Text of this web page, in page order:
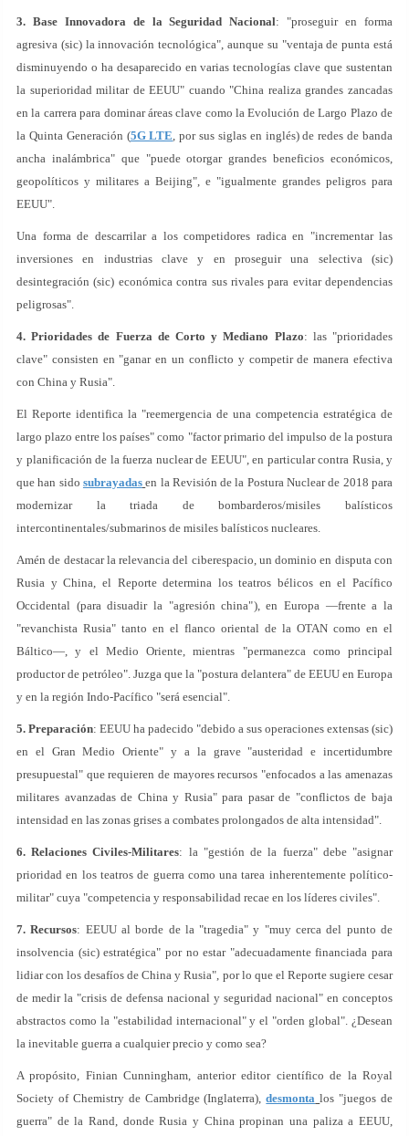
3. Base Innovadora de la Seguridad Nacional: "proseguir en forma
agresiva (sic) la innovación tecnológica", aunque su "ventaja de punta está
disminuyendo o ha desaparecido en varias tecnologías clave que sustentan
la superioridad militar de EEUU" cuando "China realiza grandes zancadas
en la carrera para dominar áreas clave como la Evolución de Largo Plazo de
la Quinta Generación (5G LTE, por sus siglas en inglés) de redes de banda
ancha inalámbrica" que "puede otorgar grandes beneficios económicos,
geopolíticos y militares a Beijing", e "igualmente grandes peligros para
EEUU".
Una forma de descarrilar a los competidores radica en "incrementar las
inversiones en industrias clave y en proseguir una selectiva (sic)
desintegración (sic) económica contra sus rivales para evitar dependencias
peligrosas".
4. Prioridades de Fuerza de Corto y Mediano Plazo: las "prioridades
clave" consisten en "ganar en un conflicto y competir de manera efectiva
con China y Rusia".
El Reporte identifica la "reemergencia de una competencia estratégica de
largo plazo entre los países" como "factor primario del impulso de la postura
y planificación de la fuerza nuclear de EEUU", en particular contra Rusia, y
que han sido subrayadas en la Revisión de la Postura Nuclear de 2018 para
modernizar la triada de bombarderos/misiles balísticos
intercontinentales/submarinos de misiles balísticos nucleares.
Amén de destacar la relevancia del ciberespacio, un dominio en disputa con
Rusia y China, el Reporte determina los teatros bélicos en el Pacífico
Occidental (para disuadir la "agresión china"), en Europa —frente a la
"revanchista Rusia" tanto en el flanco oriental de la OTAN como en el
Báltico—, y el Medio Oriente, mientras "permanezca como principal
productor de petróleo". Juzga que la "postura delantera" de EEUU en Europa
y en la región Indo-Pacífico "será esencial".
5. Preparación: EEUU ha padecido "debido a sus operaciones extensas (sic)
en el Gran Medio Oriente" y a la grave "austeridad e incertidumbre
presupuestal" que requieren de mayores recursos "enfocados a las amenazas
militares avanzadas de China y Rusia" para pasar de "conflictos de baja
intensidad en las zonas grises a combates prolongados de alta intensidad".
6. Relaciones Civiles-Militares: la "gestión de la fuerza" debe "asignar
prioridad en los teatros de guerra como una tarea inherentemente político-
militar" cuya "competencia y responsabilidad recae en los líderes civiles".
7. Recursos: EEUU al borde de la "tragedia" y "muy cerca del punto de
insolvencia (sic) estratégica" por no estar "adecuadamente financiada para
lidiar con los desafíos de China y Rusia", por lo que el Reporte sugiere cesar
de medir la "crisis de defensa nacional y seguridad nacional" en conceptos
abstractos como la "estabilidad internacional" y el "orden global". ¿Desean
la inevitable guerra a cualquier precio y como sea?
A propósito, Finian Cunningham, anterior editor científico de la Royal
Society of Chemistry de Cambridge (Inglaterra),desmonta los "juegos de
guerra" de la Rand, donde Rusia y China propinan una paliza a EEUU,